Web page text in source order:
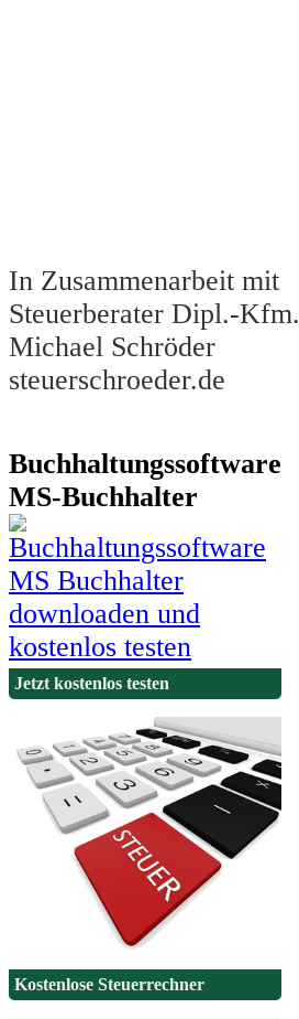
In Zusammenarbeit mit
Steuerberater Dipl.-Kfm.
Michael Schröder
steuerschroeder.de
Buchhaltungssoftware
MS-Buchhalter
Jetzt kostenlos testen
Kostenlose Steuerrechner